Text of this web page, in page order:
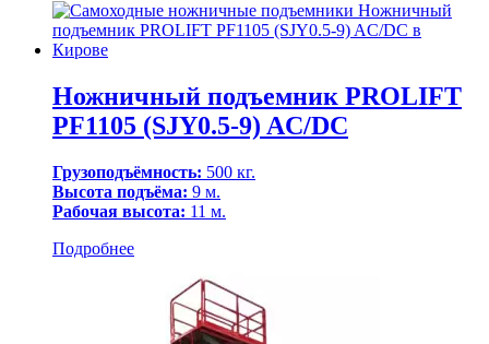
Ножничный подъемник PROLIFT
PF1105 (SJY0.5-9) AC/DC
Грузоподъёмность: 500 кг.
Высота подъёма: 9 м.
Рабочая высота: 11 м.
Подробнее